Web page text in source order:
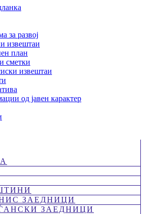
за развој
извештаи
план
сметки
извештаи
од јавен карактер
ЗАЕДНИЦИ
ЗАЕДНИЦИ